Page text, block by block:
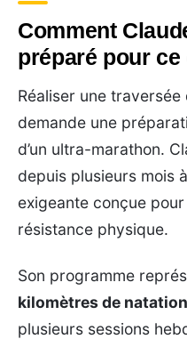
Comment
préparé pour
Réaliser une
demande une
d’un ultra-marathon.
depuis plusieurs mois
exigeante conçue pour
résistance physique.
Son programme
kilomètres de
plusieurs sessions